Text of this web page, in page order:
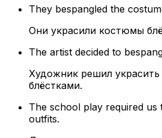
They bespangled the
Они украсили костюмы
The artist decided to
Художник решил украсить
блёстками.
The school play required us
outfits.